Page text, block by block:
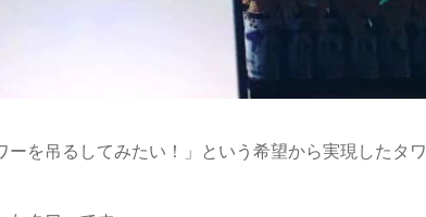
を吊るしてみたい！」という希望から実現したタワ